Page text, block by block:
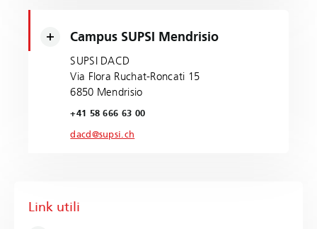
Campus SUPSI Mendrisio
SUPSI DACD
Via Flora Ruchat-Roncati 15
6850 Mendrisio
+41 58 666 63 00
dacd@supsi.ch
Link utili